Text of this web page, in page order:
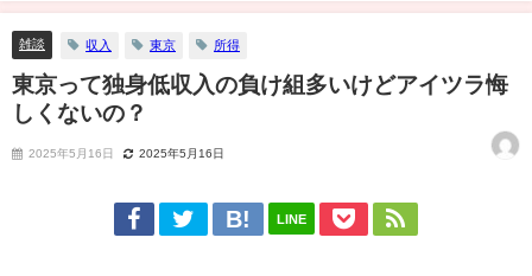
雑談 収入 東京 所得
東京って独身低収入の負け組多いけどアイツラ悔
しくないの？
2025年5月16日 2025年5月16日
LINE